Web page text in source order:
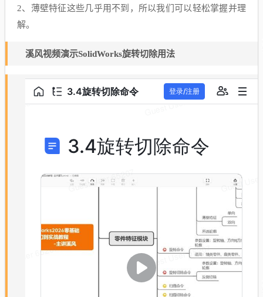
2、薄壁特征这些几乎用不到，所以我们可以轻松掌握并理
解。
溪风视频演示SolidWorks旋转切除用法